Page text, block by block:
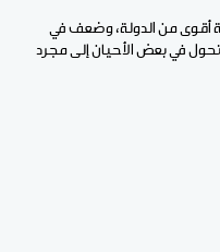
أقوى من الدولة، وضعف في
في بعض الأحيان إلى مجرد